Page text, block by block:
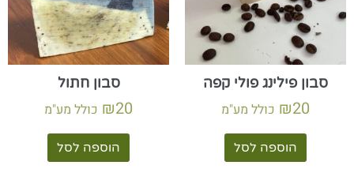
סבון פילינג פולי קפה
₪20 כולל מע"מ
הוספה לסל
סבון חתול
₪20 כולל מע"מ
הוספה לסל